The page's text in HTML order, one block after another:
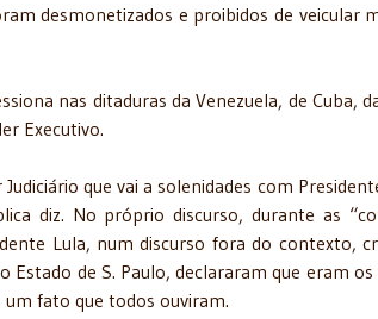
desmonetizados e proibidos de veicular
nas ditaduras da Venezuela, de Cuba,
Executivo.
que vai a solenidades com
diz. No próprio discurso, durante as
Lula, num discurso fora do contexto,
Estado de S. Paulo, declararam que eram
um fato que todos ouviram.